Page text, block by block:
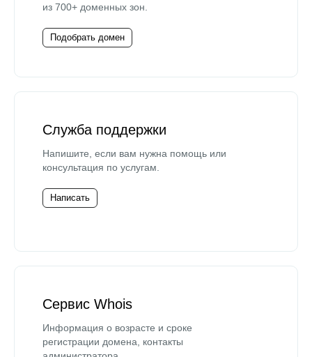
из 700+ доменных зон.
Подобрать домен
Служба поддержки
Напишите, если вам нужна помощь или
консультация по услугам.
Написать
Сервис Whois
Информация о возрасте и сроке
регистрации домена, контакты